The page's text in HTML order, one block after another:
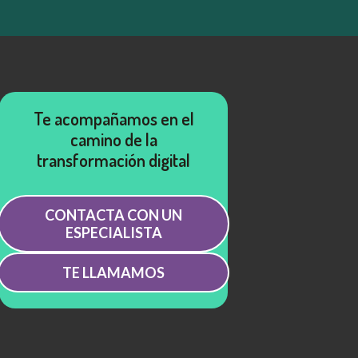
Te acompañamos en el
camino de la
transformación digital
CONTACTA CON UN
ESPECIALISTA
TE LLAMAMOS